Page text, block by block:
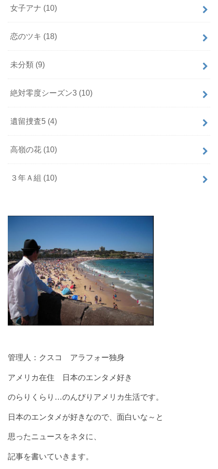
女子アナ (10)
恋のツキ (18)
未分類 (9)
絶対零度シーズン3 (10)
遺留捜査5 (4)
高嶺の花 (10)
３年Ａ組 (10)
管理人：クスコ アラフォー独身
アメリカ在住 日本のエンタメ好き
のらりくらり…のんびりアメリカ生活です。
日本のエンタメが好きなので、面白いな～と
思ったニュースをネタに、
記事を書いていきます。